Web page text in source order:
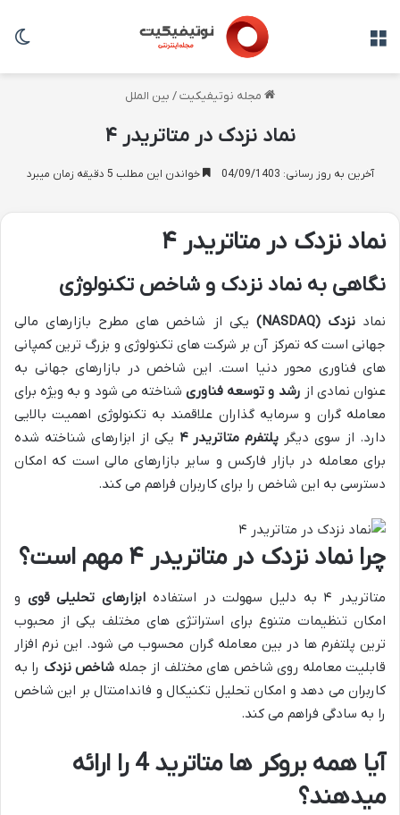
مجله نوتیفیکیت/ بین الملل
نماد نزدک در متاتریدر ۴
آخرین به روز رسانی: 04/09/1403 خواندن این مطلب 5 دقیقه زمان میبرد
نماد نزدک در متاتریدر ۴
نگاهی به نماد نزدک و شاخص تکنولوژی
نمادنزدک (NASDAQ)
یکی از شاخص های مطرح بازارهای مالی
جهانی است که تمرکز آن بر شرکت های تکنولوژی و بزرگ ترین کمپانی
های فناوری محور دنیا است. این شاخص در بازارهای جهانی به
عنوان نمادی از رشد و توسعه فناوریشناخته می شود و به ویژه برای
معامله گران و سرمایه گذاران علاقمند به تکنولوژی اهمیت بالایی
دارد. از سوی دیگر پلتفرم متاتریدر۴ یکی از ابزارهای شناخته شده
برای معامله در بازار فارکس و سایر بازارهای مالی است که امکان
دسترسی به این شاخص را برای کاربران فراهم می کند.
چرا نماد نزدک در متاتریدر ۴ مهم است؟
متاتریدر ۴ به دلیل سهولت در استفاده ابزارهای تحلیلی قوی و
امکان تنظیمات متنوع برای استراتژی های مختلف یکی از محبوب
ترین پلتفرم ها در بین معامله گران محسوب می شود. این نرم افزار
قابلیت معامله روی شاخص های مختلف از جمله شاخص نزدک را به
کاربران می دهد و امکان تحلیل تکنیکال و فاندامنتال بر این شاخص
را به سادگی فراهم می کند.
آیا همه بروکر ها متاترید 4 را ارائه
میدهند؟